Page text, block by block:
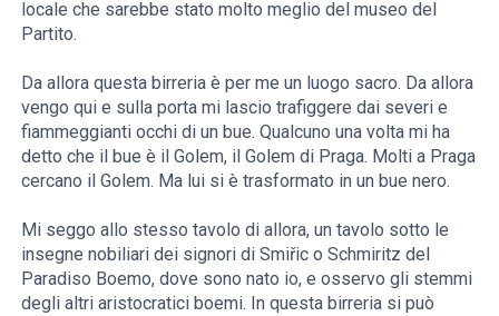
locale che sarebbe stato molto meglio del museo del
Partito.
Da allora questa birreria è per me un luogo sacro. Da allora
vengo qui e sulla porta mi lascio trafiggere dai severi e
fiammeggianti occhi di un bue. Qualcuno una volta mi ha
detto che il bue è il Golem, il Golem di Praga. Molti a Praga
cercano il Golem. Ma lui si è trasformato in un bue nero.
Mi seggo allo stesso tavolo di allora, un tavolo sotto le
insegne nobiliari dei signori di Smiřic o Schmiritz del
Paradiso Boemo, dove sono nato io, e osservo gli stemmi
degli altri aristocratici boemi. In questa birreria si può